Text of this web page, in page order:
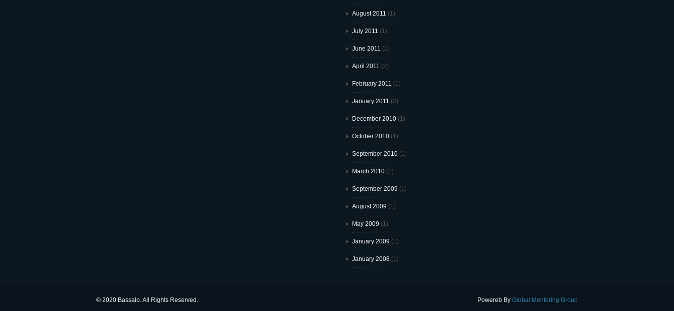
August 2011 (1)
July 2011 (1)
June 2011 (1)
April 2011 (2)
February 2011 (1)
January 2011 (2)
December 2010 (1)
October 2010 (1)
September 2010 (1)
March 2010 (1)
September 2009 (1)
August 2009 (1)
May 2009 (1)
January 2009 (1)
January 2008 (1)
© 2020 Bassalo. All Rights Reserved. Powereb By Global Mentoring Group